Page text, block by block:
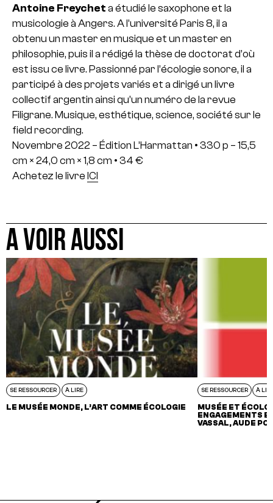
Antoine Freychet a étudié le saxophone et la
musicologie à Angers. A l’université Paris 8, il a
obtenu un master en musique et un master en
philosophie, puis il a rédigé la thèse de doctorat d’où
est issu ce livre. Passionné par l’écologie sonore, il a
participé à des projets variés et a dirigé un livre
collectif argentin ainsi qu’un numéro de la revue
Filigrane. Musique, esthétique, science, société sur le
field recording.
Novembre 2022 – Édition L’Harmattan • 330 p – 15,5
cm × 24,0 cm × 1,8 cm • 34 €
Achetez le livre ICI
A VOIR AUSSI
SE RESSOURCER À LIRE
LE MUSÉE MONDE, L’ART COMME ÉCOLOGIE
SE RESSOURCER À
MUSÉE ET
ENGAGEMENTS
VASSAL, AUDE